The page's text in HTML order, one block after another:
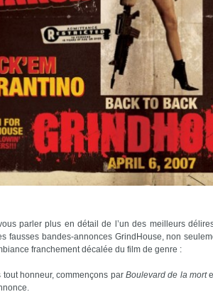
parler plus en détail de l’un des meilleurs
fausses bandes-annonces GrindHouse, non
franchement décalée du film de genre :
tout honneur, commençons par Boulevard de la mort